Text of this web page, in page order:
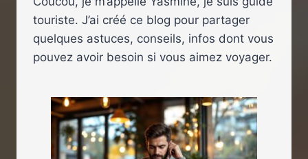
touriste. J’ai créé ce blog pour partager
quelques astuces, conseils, infos dont vous
pouvez avoir besoin si vous aimez voyager.